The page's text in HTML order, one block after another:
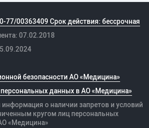
77/00363409 Срок действия: бессрочная
07.02.2018
безопасности АО «Медицина»
данных в АО «Медицина»
о наличии запретов и условий
кругом лиц персональных
«Медицина»